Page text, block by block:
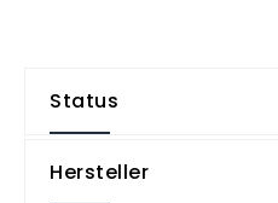
Status
Hersteller